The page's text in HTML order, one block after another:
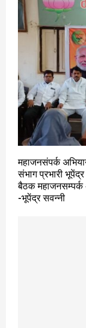
महाजनसंपर्क
संभाग प्रभारी
बैठक महाजनसम्पर्क
-भूपेंद्र सवन्नी